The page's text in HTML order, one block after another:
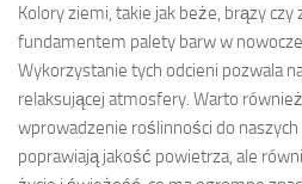
Kolory ziemi, takie jak beże, brązy czy
fundamentem palety barw w
Wykorzystanie tych odcieni pozwala
relaksującej atmosfery. Warto
wprowadzenie roślinności do
poprawiają jakość powietrza, ale